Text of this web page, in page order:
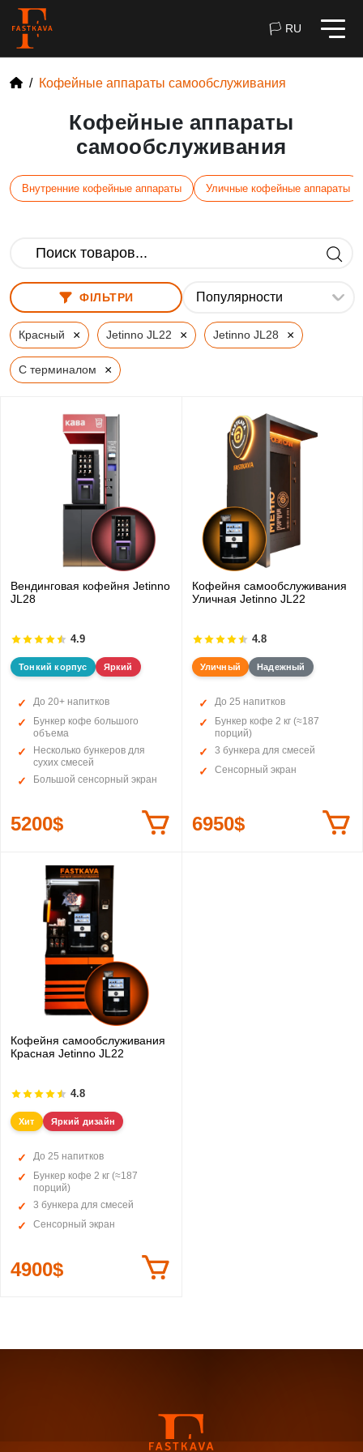
🏳 RU
Кофейные аппараты самообслуживания
Кофейные аппараты
самообслуживания
Внутренние кофейные аппараты Уличные кофейные аппараты
ФІЛЬТРИ
Красный × Jetinno JL22 × Jetinno JL28 ×
С терминалом ×
Вендинговая кофейня Jetinno
JL28
4.9
Тонкий корпус Яркий
До 20+ напитков
Бункер кофе большого
объема
Несколько бункеров для
сухих смесей
Большой сенсорный экран
5200$
Кофейня самообслуживания
Уличная Jetinno JL22
4.8
Уличный Надежный
До 25 напитков
Бункер кофе 2 кг (≈187
порций)
3 бункера для смесей
Сенсорный экран
6950$
Кофейня самообслуживания
Красная Jetinno JL22
4.8
Хит Яркий дизайн
До 25 напитков
Бункер кофе 2 кг (≈187
порций)
3 бункера для смесей
Сенсорный экран
4900$